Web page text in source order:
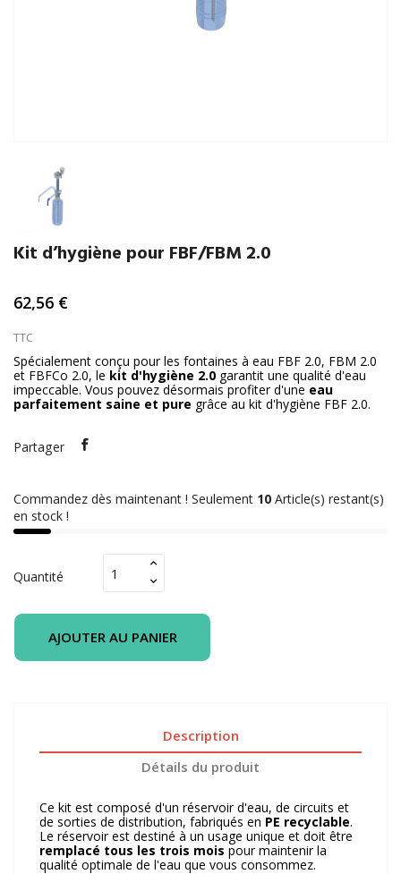
Kit d’hygiène pour FBF/FBM 2.0
62,56 €
TTC
Spécialement conçu pour les fontaines à eau FBF 2.0, FBM 2.0
et FBFCo 2.0, le kit d'hygiène 2.0 garantit une qualité d'eau
impeccable. Vous pouvez désormais profiter d'une eau
parfaitement saine et pure grâce au kit d'hygiène FBF 2.0.
Partager
Commandez dès maintenant ! Seulement 10 Article(s) restant(s)
en stock !
Quantité
AJOUTER AU PANIER
Description
Détails du produit
Ce kit est composé d'un réservoir d'eau, de circuits et
de sorties de distribution, fabriqués en PE recyclable.
Le réservoir est destiné à un usage unique et doit être
remplacé tous les trois mois pour maintenir la
qualité optimale de l'eau que vous consommez.